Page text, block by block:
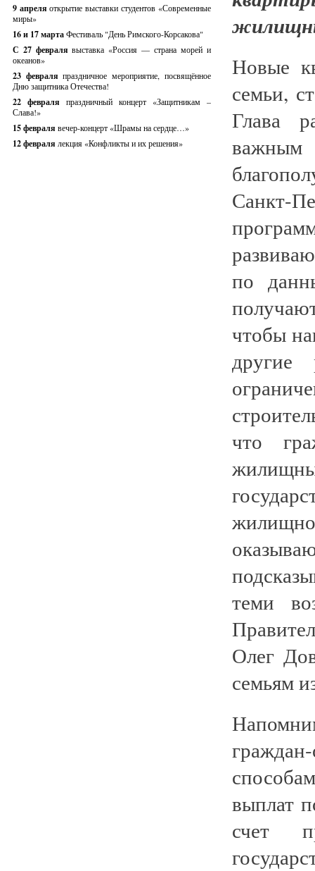
9 апреляоткрытие выставки студентов «Современные
миры»
16 и 17 мартаФестиваль "День Римского-Корсакова"
С 27 февралявыставка «Россия — страна морей и
океанов»
23 февраляпраздничное мероприятие, посвящённое
Дню защитника Отечества!
22 февраля праздничный концерт «Защитникам –
Слава!»
15 февраля вечер-концерт «Шрамы на сердце…»
12 февраля лекция «Конфликты и их решения»
Новые
семьи,
Глава
Санкт-
по
чтобы
что
теми
Олег
семьям
выплат
счет